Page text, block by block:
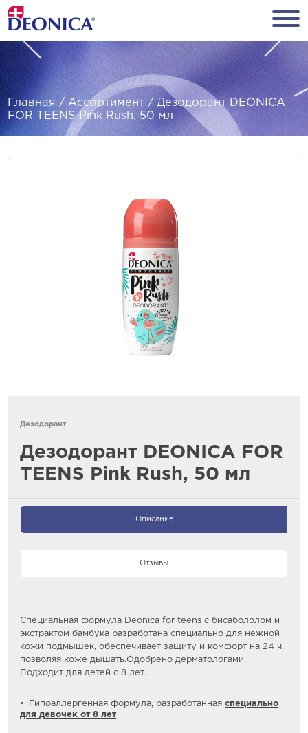
Главная /Ассортимент /Дезодорант DEONICA
FOR TEENS Pink Rush, 50 мл
Дезодорант
Дезодорант DEONICA FOR
TEENS Pink Rush, 50 мл
Описание
Отзывы
Специальная формула Deonica for teens с бисабололом и
экстрактом бамбука разработана специально для нежной
кожи подмышек, обеспечивает защиту и комфорт на 24 ч,
позволяя коже дышать.Одобрено дерматологами.
Подходит для детей с 8 лет.
Гипоаллергенная формула, разработаннаяспециально
длядевочекот 8 лет